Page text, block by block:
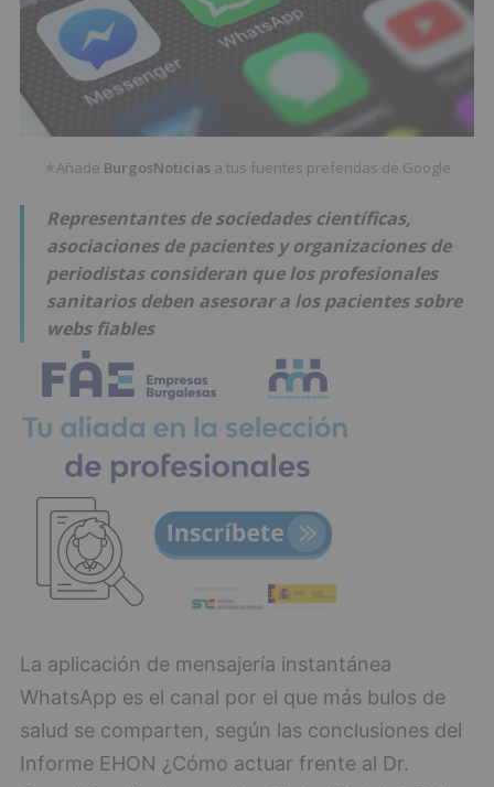
★Añade BurgosNoticias a tus fuentes preferidas de Google
Representantes de sociedades científicas,
asociaciones de pacientes y organizaciones de
periodistas consideran que los profesionales
sanitarios deben asesorar a los pacientes sobre
webs fiables
La aplicación de mensajería instantánea
WhatsApp es el canal por el que más bulos de
salud se comparten, según las conclusiones del
Informe EHON ¿Cómo actuar frente al Dr.